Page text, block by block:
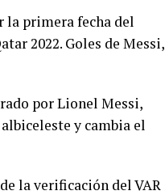
la primera fecha del
2022. Goles de Messi,
por Lionel Messi,
y cambia el
la verificación del VAR